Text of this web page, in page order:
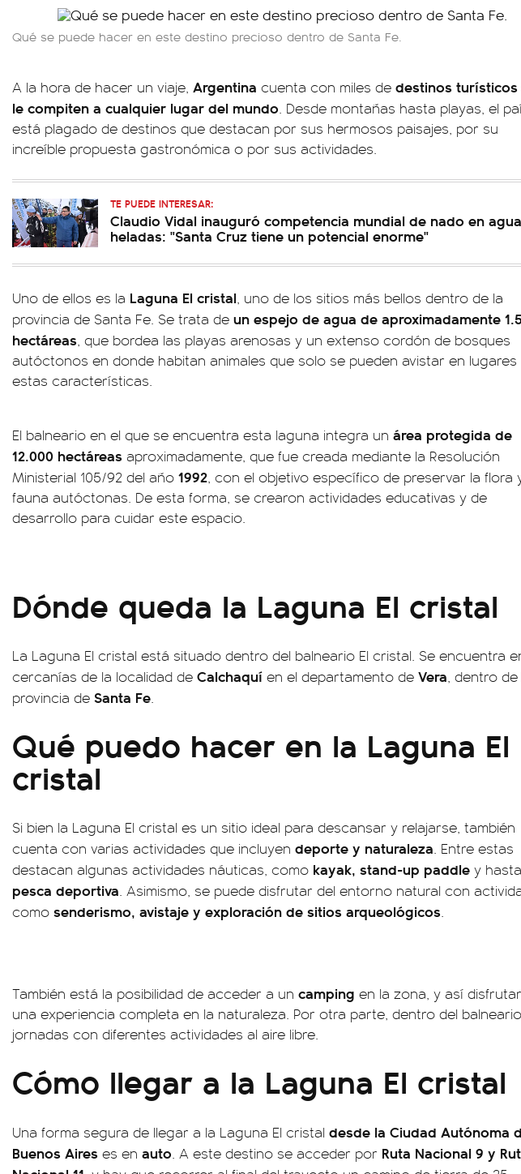
Qué se puede hacer en este destino precioso dentro de Santa Fe.
A la hora de hacer un viaje, Argentina cuenta con miles de destinos
le compiten a cualquier lugar del mundo. Desde montañas hasta playas, el
está plagado de destinos que destacan por sus hermosos paisajes, por su
increíble propuesta gastronómica o por sus actividades.
TE PUEDE INTERESAR:
Claudio Vidal inauguró competencia mundial de nado en
heladas: "Santa Cruz tiene un potencial enorme"
Uno de ellos es la Laguna El cristal, uno de los sitios más bellos dentro de la
provincia de Santa Fe. Se trata de un espejo de agua de aproximadamente
hectáreas, que bordea las playas arenosas y un extenso cordón de bosques
autóctonos en donde habitan animales que solo se pueden avistar en lugares
estas características.
El balneario en el que se encuentra esta laguna integra un área protegida de
12.000 hectáreas aproximadamente, que fue creada mediante la Resolución
Ministerial 105/92 del año 1992, con el objetivo específico de preservar la flora
fauna autóctonas. De esta forma, se crearon actividades educativas y de
desarrollo para cuidar este espacio.
Dónde queda la Laguna El cristal
La Laguna El cristal está situado dentro del balneario El cristal. Se encuentra
cercanías de la localidad de Calchaquí en el departamento de Vera, dentro de
provincia de Santa Fe.
Qué puedo hacer en la Laguna El
cristal
Si bien la Laguna El cristal es un sitio ideal para descansar y relajarse, también
cuenta con varias actividades que incluyen deporte y naturaleza. Entre estas
destacan algunas actividades náuticas, como kayak, stand-up paddle y hasta
pesca deportiva. Asimismo, se puede disfrutar del entorno natural con
como senderismo, avistaje y exploración de sitios arqueológicos.
También está la posibilidad de acceder a un camping en la zona, y así
una experiencia completa en la naturaleza. Por otra parte, dentro del
jornadas con diferentes actividades al aire libre.
Cómo llegar a la Laguna El cristal
Una forma segura de llegar a la Laguna El cristal desde la Ciudad Autónoma
Buenos Aires es en auto. A este destino se acceder por Ruta Nacional 9 y